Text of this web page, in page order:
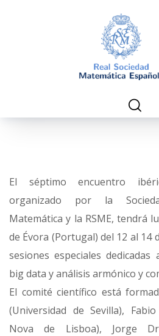
El séptimo encuentro
organizado por la
Matemática y la RSME, tendrá
de Évora (Portugal) del 12 al 14
sesiones especiales
big data y análisis armónico y
El comité científico está
(Universidad de Sevilla),
Nova de Lisboa), Jorge